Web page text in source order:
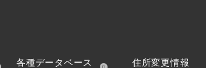
各種データベース 住所変更情報